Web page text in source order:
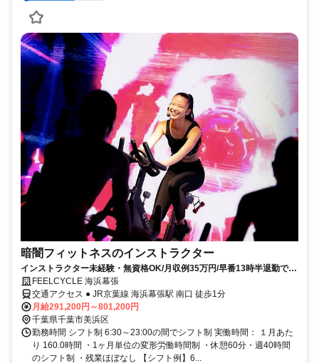
暗闇フィットネスのインストラクター
インストラクター未経験・無資格OK/月収例35万円/早番13時半退勤でプ
ライベート充実
FEELCYCLE 海浜幕張
交通アクセス ● JR京葉線 海浜幕張駅 南口 徒歩1分
月給291,200円～801,200円
千葉県千葉市美浜区
勤務時間 シフト制 6:30～23:00の間でシフト制 実働時間： １月あた
り 160.0時間 ・1ヶ月単位の変形労働時間制 ・休憩60分・週40時間
のシフト制 ・残業ほぼなし 【シフト例】6...